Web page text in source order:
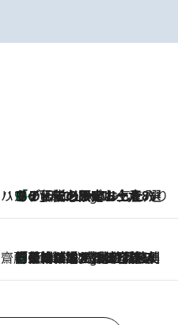
ハワイ賢者 リサのお気に入りリスト7 Hours Ago
あの伝説の限定トートも！ リニューアルした「ディーン＆デルーカ ハワイ」で必須のお土産8選
齋藤 薫 美容脳ルネサンス
7 Hours Ago
「荷物が増えるほど旅ストレスは増す」美容ジャーナリストがたどり着いた最終結論。“化粧品を劇的に減らす”感動の凝縮美容とは